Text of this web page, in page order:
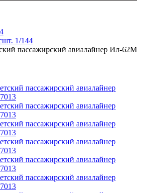
1/144
пассажирский авиалайнер Ил-62М